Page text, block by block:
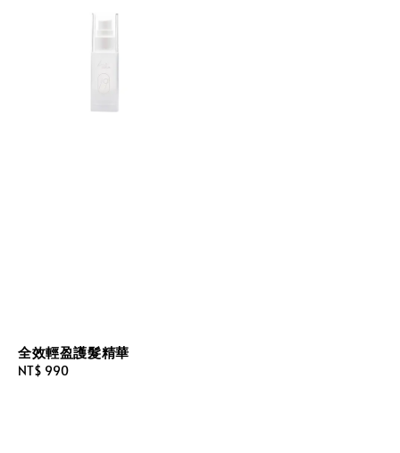
全效輕盈護髮精華
Regular
NT$ 990